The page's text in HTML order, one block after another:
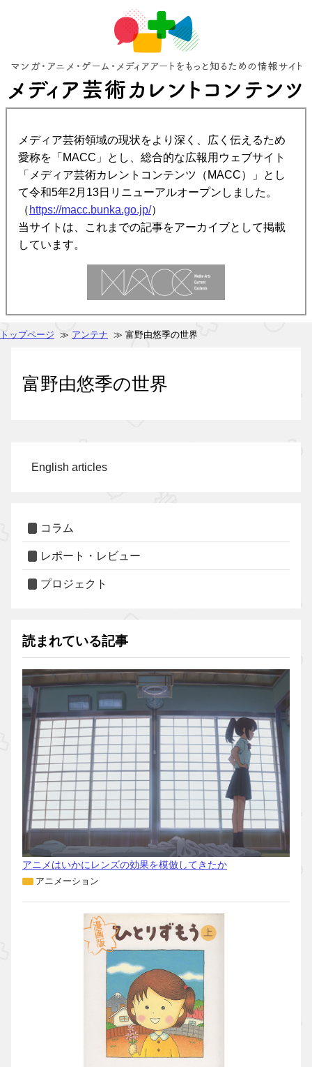
メディア芸術領域の現状をより深く、広く伝えるため
愛称を「MACC」とし、総合的な広報用ウェブサイト
「メディア芸術カレントコンテンツ（MACC）」とし
て令和5年2月13日リニューアルオープンしました。
（ https://macc.bunka.go.jp/）
当サイトは、これまでの記事をアーカイブとして掲載
しています。
トップページ ≫ アンテナ ≫ 富野由悠季の世界
富野由悠季の世界
English articles
コラム
レポート・レビュー
プロジェクト
読まれている記事
アニメはいかにレンズの効果を模倣してきたか
アニメーション